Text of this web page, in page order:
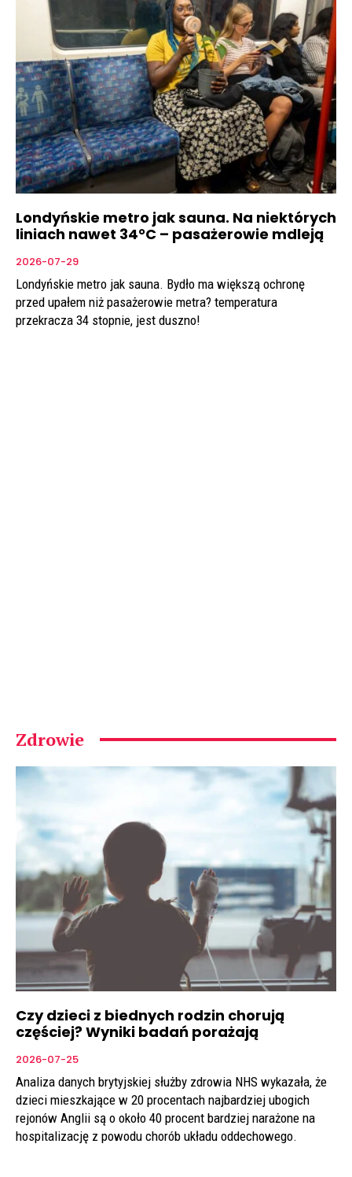
Londyńskie metro jak sauna. Na niektórych
liniach nawet 34°C – pasażerowie mdleją
2026-07-29
Londyńskie metro jak sauna. Bydło ma większą ochronę
przed upałem niż pasażerowie metra? temperatura
przekracza 34 stopnie, jest duszno!
Zdrowie
Czy dzieci z biednych rodzin chorują
częściej? Wyniki badań porażają
2026-07-25
Analiza danych brytyjskiej służby zdrowia NHS wykazała, że
dzieci mieszkające w 20 procentach najbardziej ubogich
rejonów Anglii są o około 40 procent bardziej narażone na
hospitalizację z powodu chorób układu oddechowego.